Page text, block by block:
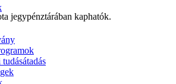
jegypénztárában kaphatók.